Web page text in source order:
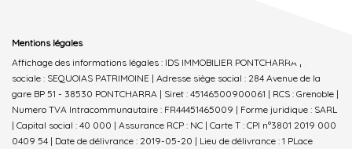
Mentions légales
Affichage des informations légales : IDS IMMOBILIER PONTCHARRA | Raison
sociale : SEQUOIAS PATRIMOINE | Adresse siège social : 284 Avenue de la
gare BP 51 - 38530 PONTCHARRA | Siret : 45146500900061 | RCS : Grenoble |
Numero TVA Intracommunautaire : FR44451465009 | Forme juridique : SARL
| Capital social : 40 000 | Assurance RCP : NC | Carte T : CPI n°3801 2019 000
0409 54 | Date de délivrance : 2019-05-20 | Lieu de délivrance : 1 PLace